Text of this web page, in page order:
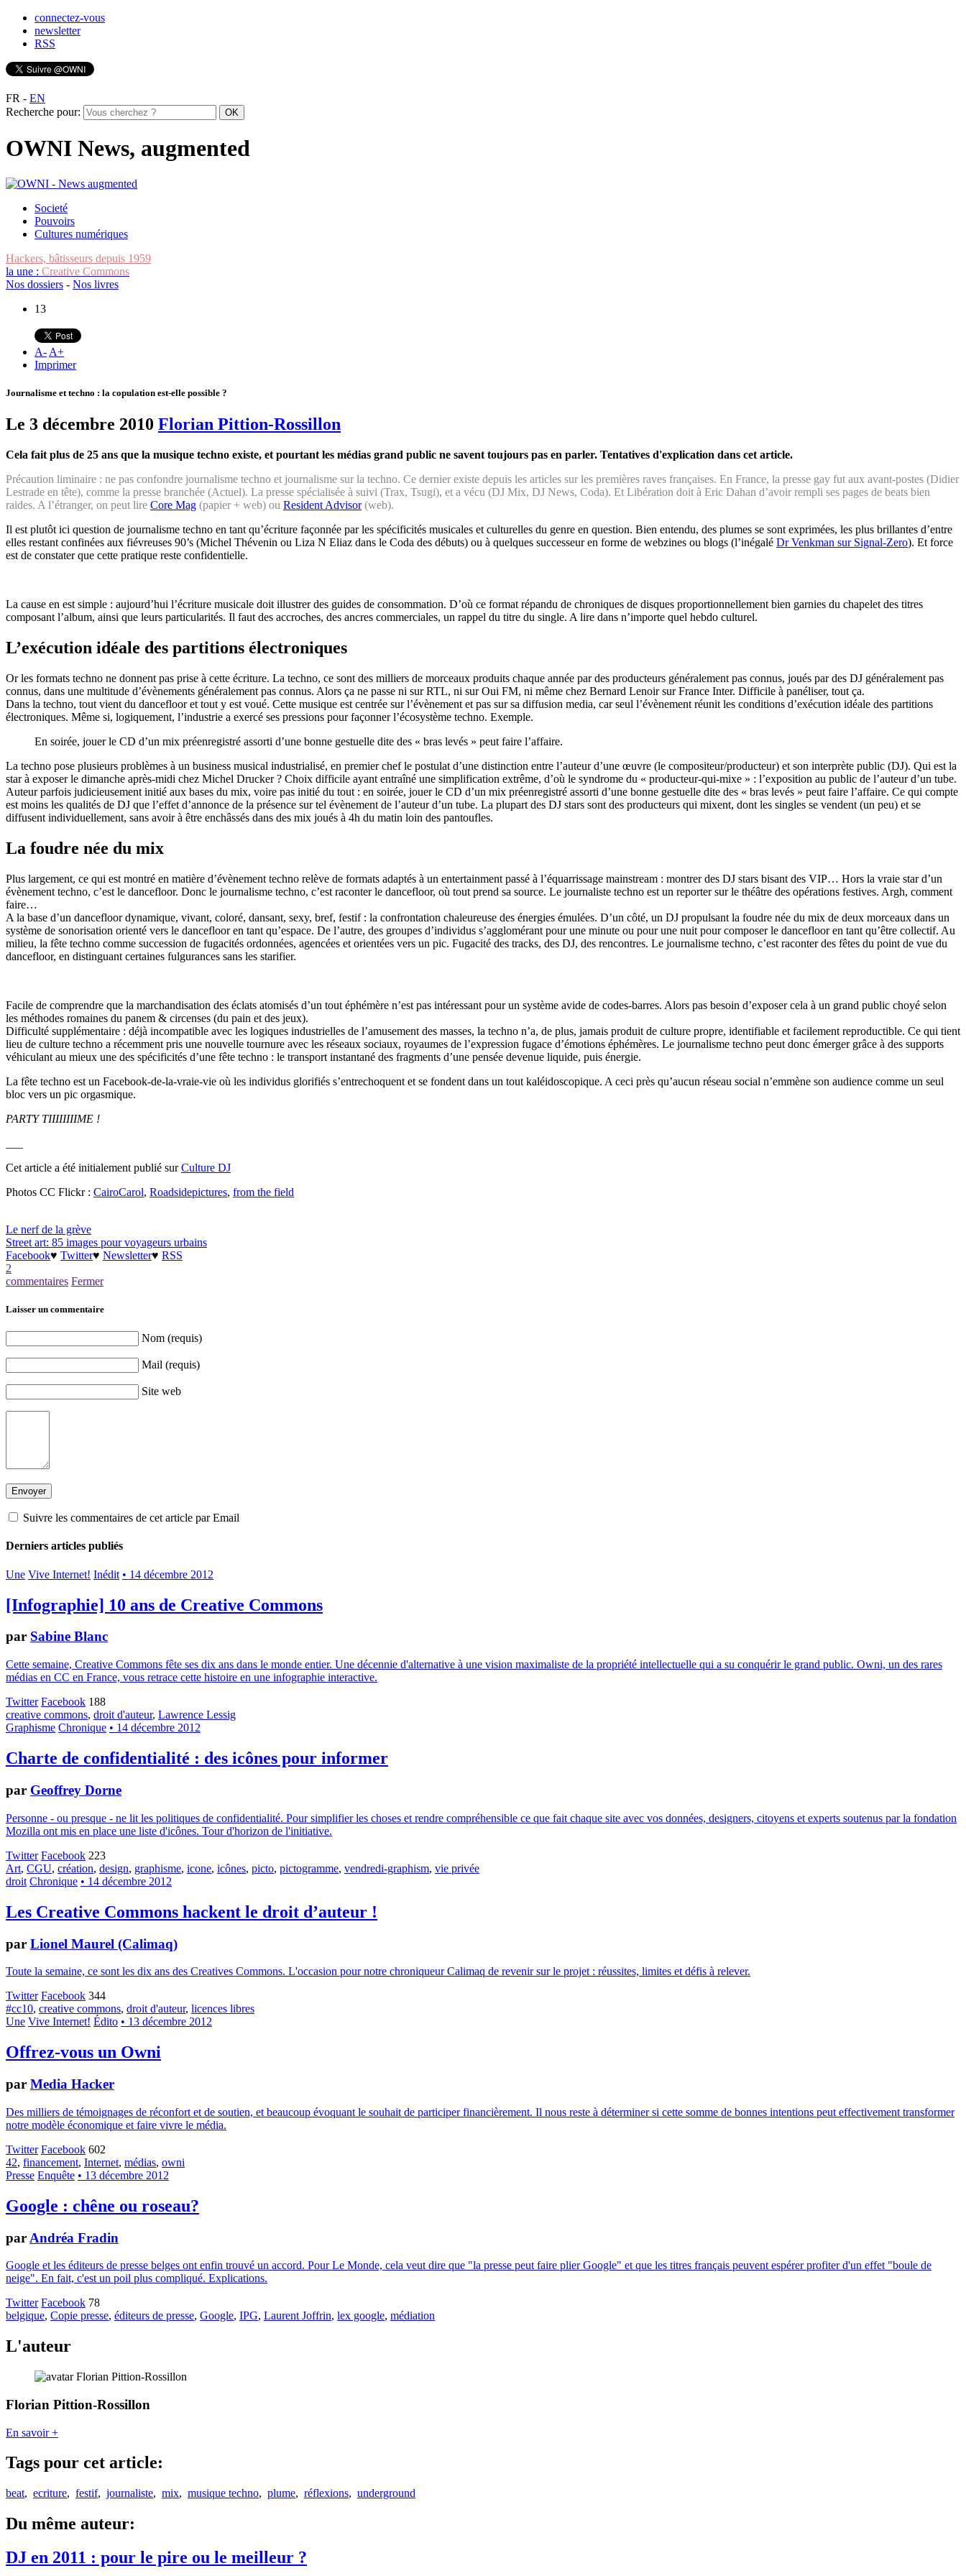
connectez-vous
newsletter
RSS
FR - EN
Recherche pour:
OWNI News, augmented
Societé
Pouvoirs
Cultures numériques
Hackers, bâtisseurs depuis 1959
la une : Creative Commons
Nos dossiers - Nos livres
13
A- A+
Imprimer
Journalisme et techno : la copulation est-elle possible ?
Le 3 décembre 2010 Florian Pittion-Rossillon
Cela fait plus de 25 ans que la musique techno existe, et pourtant les médias grand public ne savent toujours pas en parler. Tentatives d'explication dans cet article.
Précaution liminaire : ne pas confondre journalisme techno et journalisme sur la techno. Ce dernier existe depuis les articles sur les premières raves françaises. En France, la presse gay fut aux avant-postes (Didier
Lestrade en tête), comme la presse branchée (Actuel). La presse spécialisée à suivi (Trax, Tsugi), et a vécu (DJ Mix, DJ News, Coda). Et Libération doit à Eric Dahan d’avoir rempli ses pages de beats bien
raides. A l’étranger, on peut lire Core Mag (papier + web) ou Resident Advisor(web).
Il est plutôt ici question de journalisme techno en tant qu’écriture façonnée par les spécificités musicales et culturelles du genre en question. Bien entendu, des plumes se sont exprimées, les plus brillantes d’entre
elles restant confinées aux fiévreuses 90’s (Michel Thévenin ou Liza N Eliaz dans le Coda des débuts) ou à quelques successeur en forme de webzines ou blogs (l’inégalé Dr Venkman sur Signal-Zero). Et force
est de constater que cette pratique reste confidentielle.
La cause en est simple : aujourd’hui l’écriture musicale doit illustrer des guides de consommation. D’où ce format répandu de chroniques de disques proportionnellement bien garnies du chapelet des titres
composant l’album, ainsi que leurs particularités. Il faut des accroches, des ancres commerciales, un rappel du titre du single. A lire dans n’importe quel hebdo culturel.
L’exécution idéale des partitions électroniques
Or les formats techno ne donnent pas prise à cette écriture. La techno, ce sont des milliers de morceaux produits chaque année par des producteurs généralement pas connus, joués par des DJ généralement pas
connus, dans une multitude d’évènements généralement pas connus. Alors ça ne passe ni sur RTL, ni sur Oui FM, ni même chez Bernard Lenoir sur France Inter. Difficile à panéliser, tout ça.
Dans la techno, tout vient du dancefloor et tout y est voué. Cette musique est centrée sur l’évènement et pas sur sa diffusion media, car seul l’évènement réunit les conditions d’exécution idéale des partitions
électroniques. Même si, logiquement, l’industrie a exercé ses pressions pour façonner l’écosystème techno. Exemple.
En soirée, jouer le CD d’un mix préenregistré assorti d’une bonne gestuelle dite des « bras levés » peut faire l’affaire.
La techno pose plusieurs problèmes à un business musical industrialisé, en premier chef le postulat d’une distinction entre l’auteur d’une œuvre (le compositeur/producteur) et son interprète public (DJ). Qui est la
star à exposer le dimanche après-midi chez Michel Drucker ? Choix difficile ayant entraîné une simplification extrême, d’où le syndrome du « producteur-qui-mixe » : l’exposition au public de l’auteur d’un tube.
Auteur parfois judicieusement initié aux bases du mix, voire pas initié du tout : en soirée, jouer le CD d’un mix préenregistré assorti d’une bonne gestuelle dite des « bras levés » peut faire l’affaire. Ce qui compte
est moins les qualités de DJ que l’effet d’annonce de la présence sur tel évènement de l’auteur d’un tube. La plupart des DJ stars sont des producteurs qui mixent, dont les singles se vendent (un peu) et se
diffusent individuellement, sans avoir à être enchâssés dans des mix joués à 4h du matin loin des pantoufles.
La foudre née du mix
Plus largement, ce qui est montré en matière d’évènement techno relève de formats adaptés à un entertainment passé à l’équarrissage mainstream : montrer des DJ stars bisant des VIP… Hors la vraie star d’un
évènement techno, c’est le dancefloor. Donc le journalisme techno, c’est raconter le dancefloor, où tout prend sa source. Le journaliste techno est un reporter sur le théâtre des opérations festives. Argh, comment
faire…
A la base d’un dancefloor dynamique, vivant, coloré, dansant, sexy, bref, festif : la confrontation chaleureuse des énergies émulées. D’un côté, un DJ propulsant la foudre née du mix de deux morceaux dans un
système de sonorisation orienté vers le dancefloor en tant qu’espace. De l’autre, des groupes d’individus s’agglomérant pour une minute ou pour une nuit pour composer le dancefloor en tant qu’être collectif. Au
milieu, la fête techno comme succession de fugacités ordonnées, agencées et orientées vers un pic. Fugacité des tracks, des DJ, des rencontres. Le journalisme techno, c’est raconter des fêtes du point de vue du
dancefloor, en distinguant certaines fulgurances sans les starifier.
Facile de comprendre que la marchandisation des éclats atomisés d’un tout éphémère n’est pas intéressant pour un système avide de codes-barres. Alors pas besoin d’exposer cela à un grand public choyé selon
les méthodes romaines du panem & circenses (du pain et des jeux).
Difficulté supplémentaire : déjà incompatible avec les logiques industrielles de l’amusement des masses, la techno n’a, de plus, jamais produit de culture propre, identifiable et facilement reproductible. Ce qui tient
lieu de culture techno a récemment pris une nouvelle tournure avec les réseaux sociaux, royaumes de l’expression fugace d’émotions éphémères. Le journalisme techno peut donc émerger grâce à des supports
véhiculant au mieux une des spécificités d’une fête techno : le transport instantané des fragments d’une pensée devenue liquide, puis énergie.
La fête techno est un Facebook-de-la-vraie-vie où les individus glorifiés s’entrechoquent et se fondent dans un tout kaléidoscopique. A ceci près qu’aucun réseau social n’emmène son audience comme un seul
bloc vers un pic orgasmique.
PARTY TIIIIIIIIME !
Cet article a été initialement publié surCulture DJ
Photos CC Flickr : CairoCarol, Roadsidepictures, from the field
Le nerf de la grève
Street art: 85 images pour voyageurs urbains
Facebook♥ Twitter♥ Newsletter♥ RSS
2
commentaires Fermer
Laisser un commentaire
Nom (requis)
Mail (requis)
Site web
Suivre les commentaires de cet article par Email
Derniers articles publiés
Une Vive Internet! Inédit • 14 décembre 2012
[Infographie] 10 ans de Creative Commons
par Sabine Blanc
Cette semaine, Creative Commons fête ses dix ans dans le monde entier. Une décennie d'alternative à une vision maximaliste de la propriété intellectuelle qui a su conquérir le grand public. Owni, un des rares
médias en CC en France, vous retrace cette histoire en une infographie interactive.
Twitter Facebook 188
creative commons, droit d'auteur, Lawrence Lessig
Graphisme Chronique • 14 décembre 2012
Charte de confidentialité : des icônes pour informer
par Geoffrey Dorne
Personne - ou presque - ne lit les politiques de confidentialité. Pour simplifier les choses et rendre compréhensible ce que fait chaque site avec vos données, designers, citoyens et experts soutenus par la fondation
Mozilla ont mis en place une liste d'icônes. Tour d'horizon de l'initiative.
Twitter Facebook 223
Art, CGU, création, design, graphisme, icone, icônes, picto, pictogramme, vendredi-graphism, vie privée
droit Chronique • 14 décembre 2012
Les Creative Commons hackent le droit d’auteur !
par Lionel Maurel (Calimaq)
Toute la semaine, ce sont les dix ans des Creatives Commons. L'occasion pour notre chroniqueur Calimaq de revenir sur le projet : réussites, limites et défis à relever.
Twitter Facebook 344
#cc10, creative commons, droit d'auteur, licences libres
Une Vive Internet! Édito • 13 décembre 2012
Offrez-vous un Owni
par Media Hacker
Des milliers de témoignages de réconfort et de soutien, et beaucoup évoquant le souhait de participer financièrement. Il nous reste à déterminer si cette somme de bonnes intentions peut effectivement transformer
notre modèle économique et faire vivre le média.
Twitter Facebook 602
42, financement, Internet, médias, owni
Presse Enquête • 13 décembre 2012
Google : chêne ou roseau?
par Andréa Fradin
Google et les éditeurs de presse belges ont enfin trouvé un accord. Pour Le Monde, cela veut dire que "la presse peut faire plier Google" et que les titres français peuvent espérer profiter d'un effet "boule de
neige". En fait, c'est un poil plus compliqué. Explications.
Twitter Facebook 78
belgique, Copie presse, éditeurs de presse, Google, IPG, Laurent Joffrin, lex google, médiation
L'auteur
Florian Pittion-Rossillon
En savoir +
Tags pour cet article:
beat, ecriture, festif, journaliste, mix, musique techno, plume, réflexions, underground
Du même auteur:
DJ en 2011 : pour le pire ou le meilleur ?